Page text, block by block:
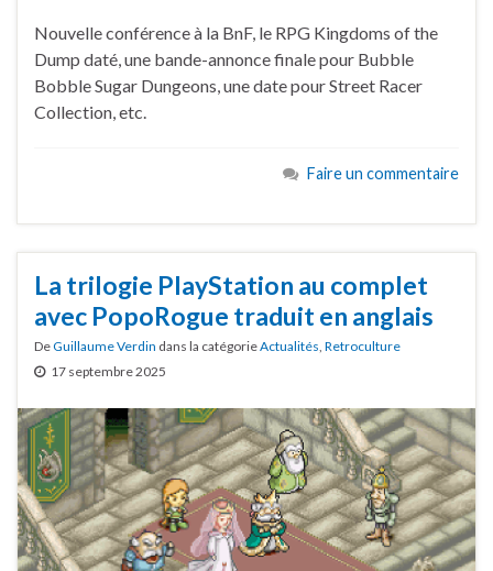
Nouvelle conférence à la BnF, le RPG Kingdoms of the
Dump daté, une bande-annonce finale pour Bubble
Bobble Sugar Dungeons, une date pour Street Racer
Collection, etc.
Faire un commentaire
La trilogie PlayStation au complet
avec PopoRogue traduit en anglais
DeGuillaume Verdin dans la catégorieActualités Retroculture
17 septembre 2025